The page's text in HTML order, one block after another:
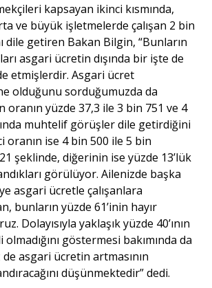
kapsayan ikinci kısmında,
ve büyük işletmelerde çalışan 2 bin
dile getiren Bakan Bilgin, “Bunların
asgari ücretin dışında bir işte de
etmişlerdir. Asgari ücret
olduğunu sorduğumuzda da
oranın yüzde 37,3 ile 3 bin 751 ve 4
muhtelif görüşler dile getirdiğini
oranın ise 4 bin 500 ile 5 bin
şeklinde, diğerinin ise yüzde 13’lük
görülüyor. Ailenizde başka
asgari ücretle çalışanlara
bunların yüzde 61’inin hayır
Dolayısıyla yaklaşık yüzde 40’ının
göstermesi bakımında da
asgari ücretin artmasının
düşünmektedir” dedi.